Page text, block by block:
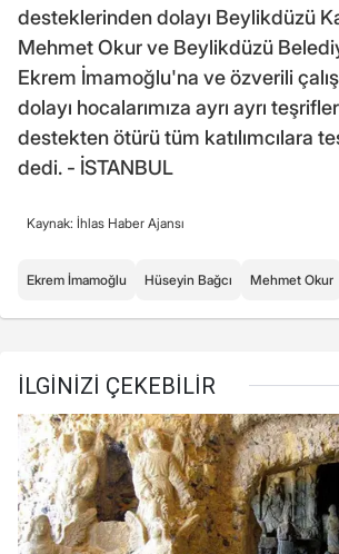
desteklerinden dolayı Beylikdüzü
Mehmet Okur ve Beylikdüzü
Ekrem İmamoğlu'na ve özverili
dolayı hocalarımıza ayrı ayrı
destekten ötürü tüm katılımcılara
dedi. - İSTANBUL
Kaynak: İhlas Haber Ajansı
Ekrem İmamoğlu Hüseyin Bağcı Mehmet Okur